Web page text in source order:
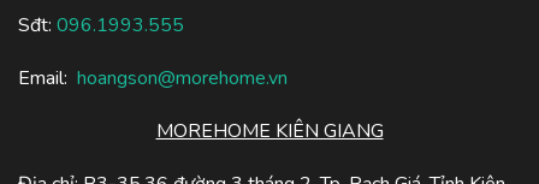
Sđt: 096.1993.555
Email: hoangson@morehome.vn
MOREHOME KIÊN GIANG